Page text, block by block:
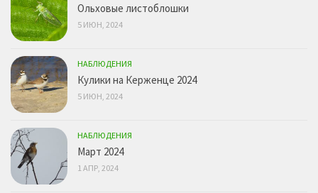
Ольховые листоблошки
5 ИЮН, 2024
НАБЛЮДЕНИЯ
Кулики на Керженце 2024
5 ИЮН, 2024
НАБЛЮДЕНИЯ
Март 2024
1 АПР, 2024